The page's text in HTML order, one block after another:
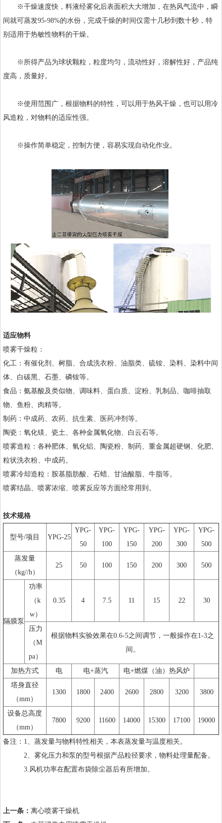
※干燥速度快，料液经雾化后表面积大大增加，在热风气流中，瞬
间就可蒸发95-98%的水份，完成干燥的时间仅需十几秒到数十秒，特
别适用于热敏性物料的干燥。
※所得产品为球状颗粒，粒度均匀，流动性好，溶解性好，产品纯
度高，质量好。
※使用范围广，根据物料的特性，可以用于热风干燥，也可以用冷
风造粒，对物料的适应性强。
※操作简单稳定，控制方便，容易实现自动化作业。
适应物料
喷雾干燥粒：
化工：有催化剂、树脂、合成洗衣粉、油脂类、硫铵、染料、染料中间
体、白碳黑、石墨、磷铵等。
食品：氨基酸及类似物、调味料、蛋白质、淀粉、乳制品、咖啡抽取
物、鱼粉、肉精等。
制药：中成药、农药、抗生素、医药冲剂等。
陶瓷：氧化镁、瓷土、各种金属氧化物、白云石等。
喷雾造粒：各种肥体、氧化铝、陶瓷粉、制药、重金属超硬钢、化肥、
粒状洗衣粉、中成药。
喷雾冷却造粒：胺基脂肪酸、石蜡、甘油酸脂、牛脂等。
喷雾结晶、喷雾浓缩、喷雾反应等方面经常用到。
技术规格
型号/项目 YPG-25
YPG-
50
YPG-
100
YPG-
150
YPG-
200
YPG-
300
YPG-
500
蒸发量
（kg//h）
25 50 100 150 200 300 500
隔膜泵
功率
（k
w）
0.35 4 7.5 11 15 22 30
压力
（M
pa）
根据物料实验效果在0.6-5之间调节，一般操作在1-3之
间。
加热方式 电 电+蒸汽
电+燃煤（油）热风炉
塔身直径
（mm）
1300 1800 2400 2600 2800 3200 3800
设备总高度
（mm）
7800 9200 11600 14000 15300 17100 19000
备注：1、蒸发量与物料特性相关，本表蒸发量与温度相关。
2、雾化压力和泵的型号根据产品粒径要求，物料处理量配备。
3.风机功率在配置布袋除尘器后有所增加。
上一条： 离心喷雾干燥机